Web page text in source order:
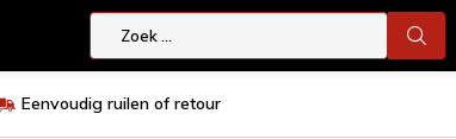
Eenvoudig ruilen of retour